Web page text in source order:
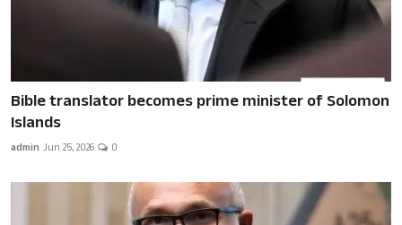
Bible translator becomes prime minister of Solomon
Islands
admin Jun 25, 2026 0